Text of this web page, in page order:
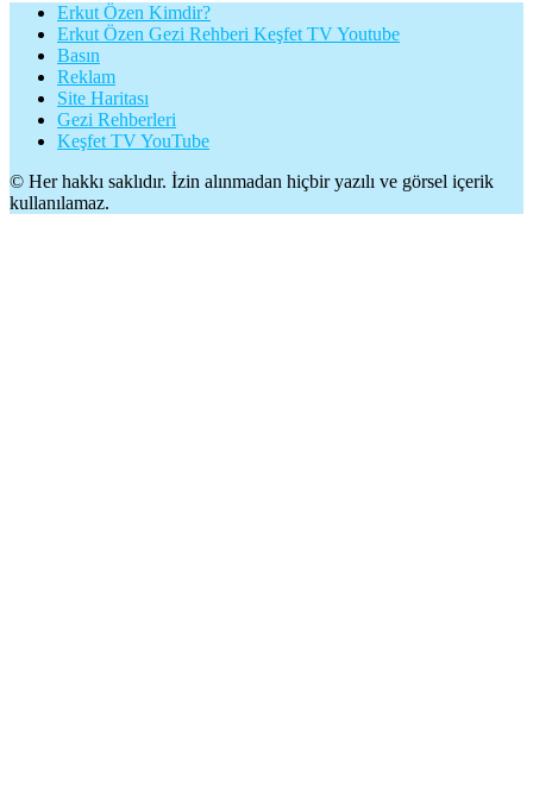
Erkut Özen Kimdir?
Erkut Özen Gezi Rehberi Keşfet TV Youtube
Basın
Reklam
Site Haritası
Gezi Rehberleri
Keşfet TV YouTube
© Her hakkı saklıdır. İzin alınmadan hiçbir yazılı ve görsel içerik
kullanılamaz.